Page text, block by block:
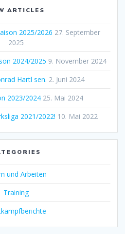
ARTICLES
2025/2026 27. September
2025
2024/2025 9. November 2024
Hartl sen. 2. Juni 2024
2023/2024 25. Mai 2024
2021/2022! 10. Mai 2022
und Arbeiten
Training